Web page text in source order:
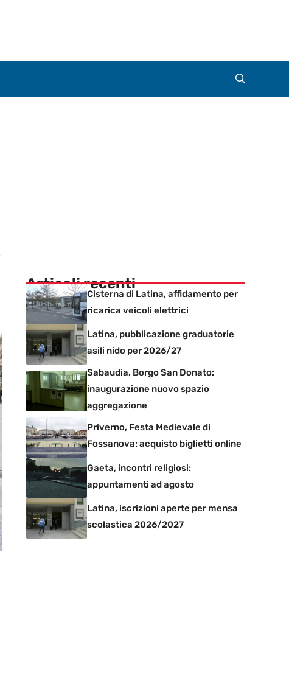
Articoli recenti
Cisterna di Latina, affidamento per
ricarica veicoli elettrici
Latina, pubblicazione graduatorie
asili nido per 2026/27
Sabaudia, Borgo San Donato:
inaugurazione nuovo spazio
aggregazione
Priverno, Festa Medievale di
Fossanova: acquisto biglietti online
Gaeta, incontri religiosi:
appuntamenti ad agosto
Latina, iscrizioni aperte per mensa
scolastica 2026/2027